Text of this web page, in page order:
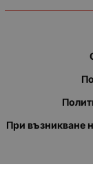
При възникване